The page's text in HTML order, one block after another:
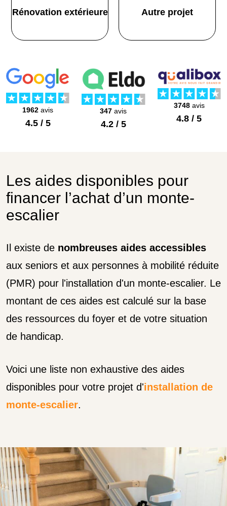
Rénovation extérieure Autre projet
1962 avis
4.5 / 5
347 avis
4.2 / 5
3748avis
4.8 / 5
Les aides disponibles pour
financer l’achat d’un monte-
escalier
Il existe de nombreuses aides accessibles
aux seniors et aux personnes à mobilité réduite
(PMR) pour l'installation d'un monte-escalier. Le
montant de ces aides est calculé sur la base
des ressources du foyer et de votre situation
de handicap.
Voici une liste non exhaustive des aides
disponibles pour votre projet d'installation de
monte-escalier.